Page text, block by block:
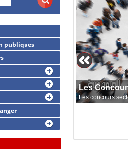
Les
Les concours
publiques